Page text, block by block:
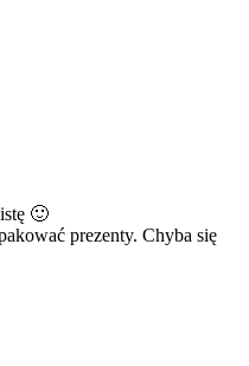
🙂
prezenty. Chyba się